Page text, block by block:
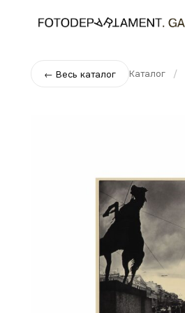
← Весь каталог Каталог /